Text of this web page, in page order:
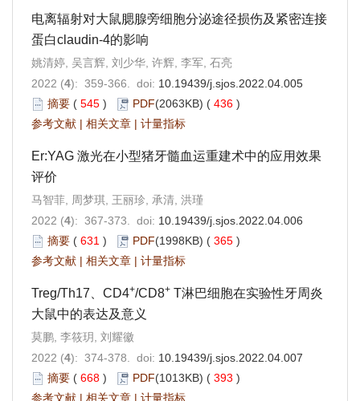
电离辐射对大鼠腮腺旁细胞分泌途径损伤及紧密连接
蛋白claudin-4的影响
姚清婷, 吴言辉, 刘少华, 许辉, 李军, 石亮
2022 (4): 359-366. doi: 10.19439/j.sjos.2022.04.005
摘要 ( 545 ) PDF(2063KB) ( 436 )
参考文献 | 相关文章 | 计量指标
Er:YAG 激光在小型猪牙髓血运重建术中的应用效果
评价
马智菲, 周梦琪, 王丽珍, 承清, 洪瑾
2022 (4): 367-373. doi: 10.19439/j.sjos.2022.04.006
摘要 ( 631 ) PDF(1998KB) ( 365 )
参考文献 | 相关文章 | 计量指标
Treg/Th17、CD4+/CD8+ T淋巴细胞在实验性牙周炎
大鼠中的表达及意义
莫鹏, 李筱玥, 刘耀徽
2022 (4): 374-378. doi: 10.19439/j.sjos.2022.04.007
摘要 ( 668 ) PDF(1013KB) ( 393 )
参考文献 | 相关文章 | 计量指标